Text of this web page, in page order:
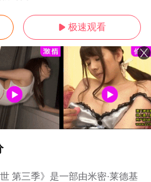
 极速观看
第三季》是一部由米密·莱德基